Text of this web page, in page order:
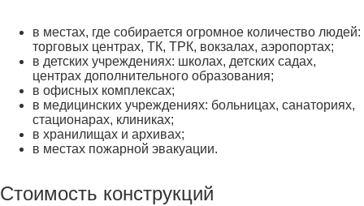
в местах, где собирается огромное количество людей:
торговых центрах, ТК, ТРК, вокзалах, аэропортах;
в детских учреждениях: школах, детских садах,
центрах дополнительного образования;
в офисных комплексах;
в медицинских учреждениях: больницах, санаториях,
стационарах, клиниках;
в хранилищах и архивах;
в местах пожарной эвакуации.
Стоимость конструкций